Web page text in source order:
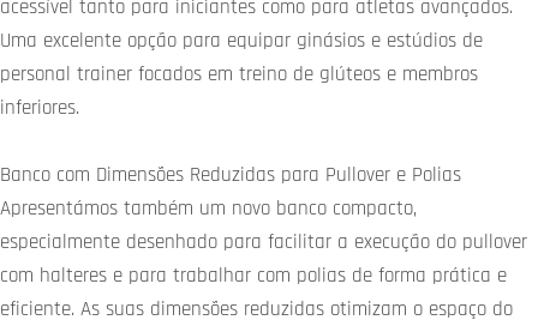
acessível tanto para iniciantes como para atletas avançados.
Uma excelente opção para equipar ginásios e estúdios de
personal trainer focados em treino de glúteos e membros
inferiores.
Banco com Dimensões Reduzidas para Pullover e Polias
Apresentámos também um novo banco compacto,
especialmente desenhado para facilitar a execução do pullover
com halteres e para trabalhar com polias de forma prática e
eficiente. As suas dimensões reduzidas otimizam o espaço do